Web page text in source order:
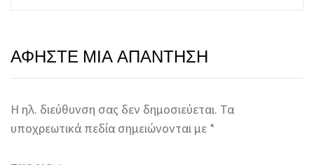
ΑΦΉΣΤΕ ΜΙΑ ΑΠΆΝΤΗΣΗ
Η ηλ. διεύθυνση σας δεν δημοσιεύεται. Τα
υποχρεωτικά πεδία σημειώνονται με *